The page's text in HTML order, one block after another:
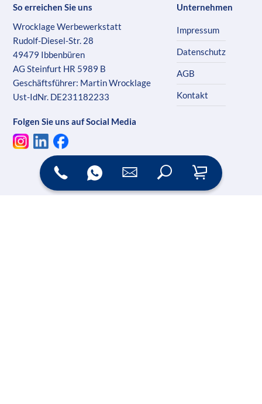
So erreichen Sie uns
Wrocklage Werbewerkstatt
Rudolf-Diesel-Str. 28
49479 Ibbenbüren
AG Steinfurt HR 5989 B
Geschäftsführer: Martin Wrocklage
Ust-IdNr. DE231182233
Folgen Sie uns auf Social Media
Unternehmen
Impressum
Datenschutz
AGB
Kontakt